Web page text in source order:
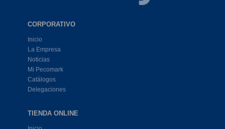
CORPORATIVO
Inicio
La Empresa
Noticias
Mi Pecomark
Catálogos
Delegaciones
TIENDA ONLINE